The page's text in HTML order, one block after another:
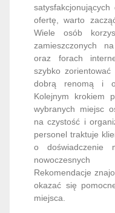
ofertę, warto
Wiele osób
zamieszczonych
oraz forach
szybko
dobrą renomą i
Kolejnym krokiem
wybranych miejsc
na czystość i
personel traktuje
o doświadczenie
nowoczesnych
Rekomendacje
okazać się
miejsca.